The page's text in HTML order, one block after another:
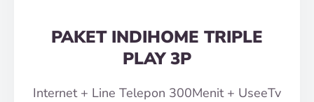
PAKET INDIHOME TRIPLE
PLAY 3P
Internet + Line Telepon 300Menit + UseeTv